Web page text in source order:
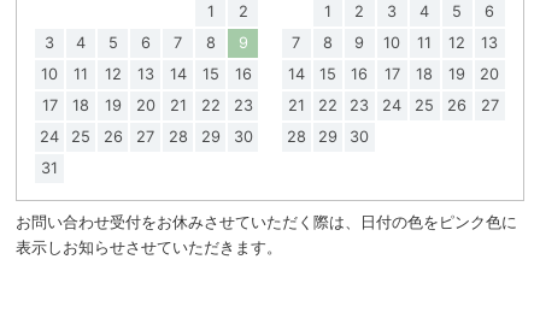
1
2
3
4 5 6 7 8
9
10
11 12 13 14 15
16
17
18 19 20 21 22
23
24
25 26 27 28 29
30
31
1
2 3 4 5
6
7
8 9 10 11 12
13
14
15 16 17 18 19
20
21
22 23 24 25 26
27
28
29 30
お問い合わせ受付をお休みさせていただく際は、日付の色をピンク色に
表示しお知らせさせていただきます。